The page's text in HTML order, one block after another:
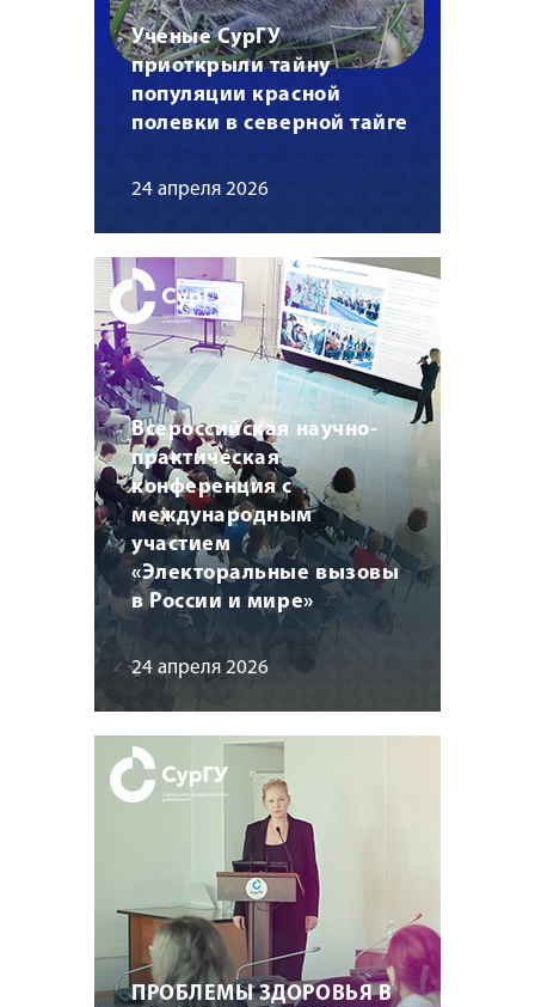
Ученые СурГУ
приоткрыли тайну
популяции красной
полевки в северной тайге
24 апреля 2026
Всероссийская научно-
практическая
конференция с
международным
участием
«Электоральные вызовы
в России и мире»
24 апреля 2026
ПРОБЛЕМЫ ЗДОРОВЬЯ В